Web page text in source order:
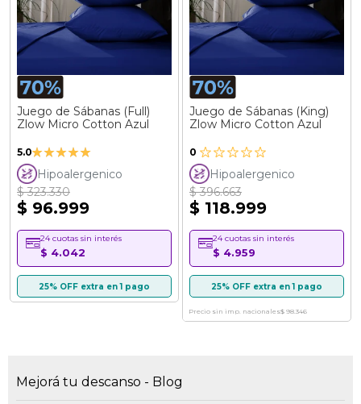
Juego de Sábanas (Full)
Zlow Micro Cotton Azul
Valoración:
100%
5.0
Hipoalergenico
$ 323.330
$ 96.999
24 cuotas sin interés
$ 4.042
25% OFF extra en 1 pago
Juego de Sábanas (King)
Zlow Micro Cotton Azul
0
Hipoalergenico
$ 396.663
$ 118.999
24 cuotas sin interés
$ 4.959
25% OFF extra en 1 pago
Precio sin imp. nacionales$ 98.346
Mejorá tu descanso - Blog